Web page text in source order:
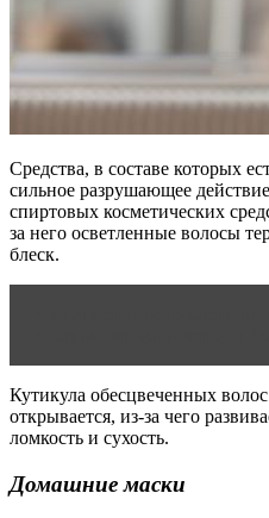
Средства, в составе которых
сильное разрушающее
спиртовых косметических
за него осветленные волосы
блеск.
Кутикула обесцвеченных
открывается, из-за чего
ломкость и сухость.
Домашние маски